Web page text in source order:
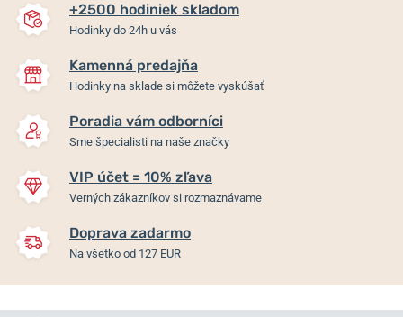
Remienok Hirsch Liberty -
čierny
Skladom
54 €
+2500 hodiniek skladom
Hodinky do 24h u vás
Kamenná predajňa
Hodinky na sklade si môžete vyskúšať
Poradia vám odborníci
Sme špecialisti na naše značky
VIP účet = 10% zľava
Verných zákazníkov si rozmaznávame
Doprava zadarmo
Na všetko od 127 EUR